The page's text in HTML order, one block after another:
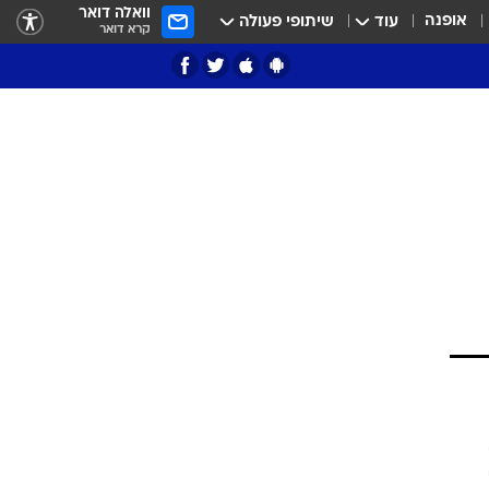
אופנה עוד שיתופי פעולה וואלה דואר
קרא דואר